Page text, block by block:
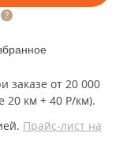
заказе от 20 000
20 км + 40 Р/км).
Прайс-лист на